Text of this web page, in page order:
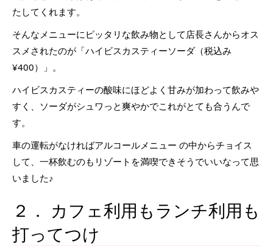
たしてくれます。
そんなメニューにピッタリな飲み物として店長さんからオス
スメされたのが「ハイビスカスティーソーダ（税込み
¥400）」。
ハイビスカスティーの酸味にほどよく甘みが加わって飲みや
すく、ソーダがシュワっと爽やかでこれがとても合うんで
す。
車の運転がなければアルコールメニュー の中からチョイス
して、一杯飲むのもリゾートを満喫できそうでいいなって思
いました♪
２． カフェ利用もランチ利用も
打ってつけ